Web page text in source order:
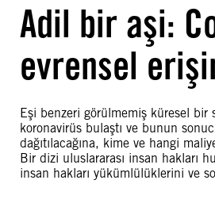
Adil bir aşi:
evrensel
Eşi benzeri görülmemiş küresel
koronavirüs bulaştı ve bunun
dağıtılacağına, kime ve hangi
Bir dizi uluslararası insan hakları
insan hakları yükümlülüklerini ve